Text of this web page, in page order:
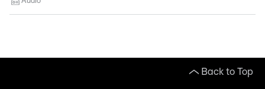
Back to Top